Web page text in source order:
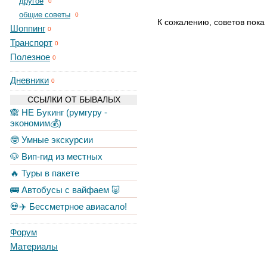
общие советы 0
Шоппинг 0
Транспорт 0
Полезное 0
Дневники 0
ССЫЛКИ ОТ БЫВАЛЫХ
🙈 НЕ Букинг (румгуру -
экономим💰)
🤓 Умные экскурсии
🐶 Вип-гид из местных
🔥 Туры в пакете
🚌 Автобусы с вайфаем 🐷
💀✈️ Бессметрное авиасало!
Форум
Материалы
К сожалению, советов пока